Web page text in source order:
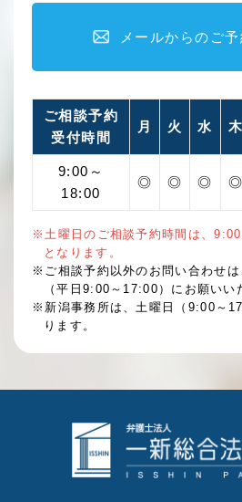
メールからのご
ご相談予約
受付時間
月 火 水 木
9:00～
18:00
◎ ◎ ◎ ◎
※土曜日のご相談予約時間は、9:00
となります。
※ご相談予約以外のお問い合わせ
（平日9:00～17:00）にお願いい
※新潟事務所は、土曜日（9:00～
ります。